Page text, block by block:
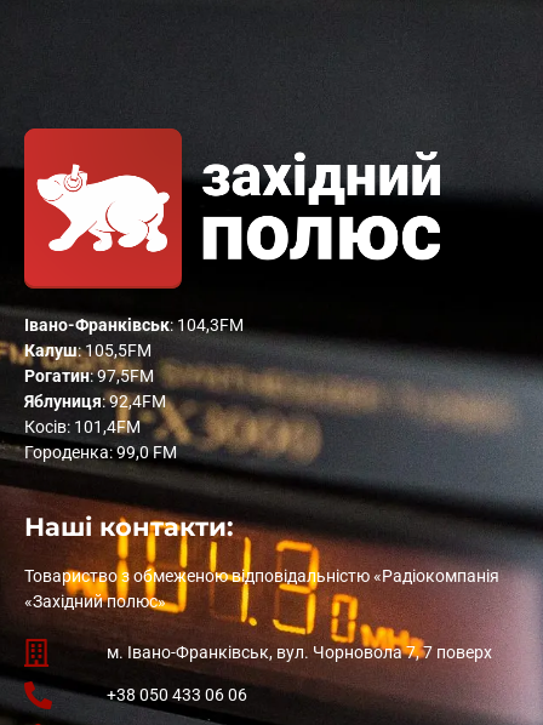
Івано-Франківськ: 104,3FM
Калуш: 105,5FM
Рогатин: 97,5FM
Яблуниця: 92,4FM
Косів: 101,4FM
Городенка: 99,0 FM
Наші контакти:
Товариство з обмеженою відповідальністю «Радіокомпанія
«Західний полюс»
м. Івано-Франківськ, вул. Чорновола 7, 7 поверх
+38 050 433 06 06